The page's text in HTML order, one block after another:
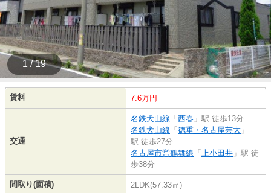
1 / 19
賃料 7.6万円
交通
名鉄犬山線 「 西春 」駅 徒歩13分
名鉄犬山線 「 徳重・名古屋芸大 」
駅 徒歩27分
名古屋市営鶴舞線 「 上小田井 」駅 徒
歩38分
間取り(面積) 2LDK(57.33㎡)